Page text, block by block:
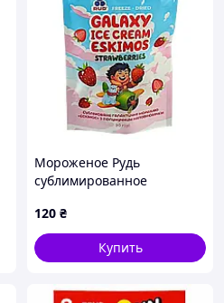
Мороженое Рудь
сублимированное
120 ₴
Купить